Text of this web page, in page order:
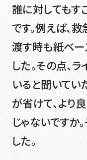
誰に対してもす
です。例えば、
渡す時も紙ベー
した。その点、
いると聞いてい
が省けて、より
じゃないですか
した。